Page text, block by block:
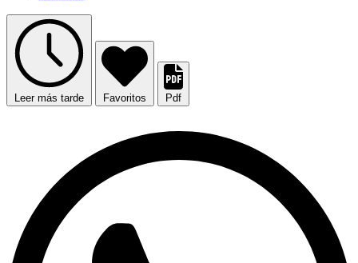
Leer más tarde Favoritos Pdf